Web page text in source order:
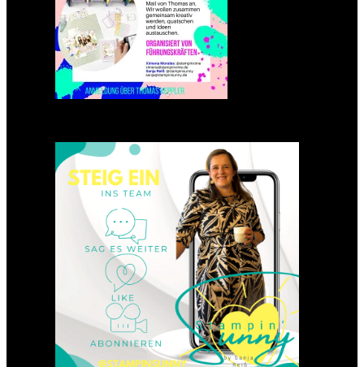
Einsteigen 2025 im Team
Stampin‘ Sunny
23. Januar 2025